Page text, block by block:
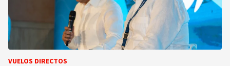
VUELOS DIRECTOS